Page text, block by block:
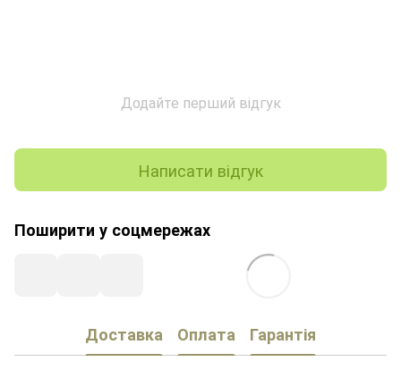
Додайте перший відгук
Написати відгук
Поширити у соцмережах
Доставка Оплата Гарантія